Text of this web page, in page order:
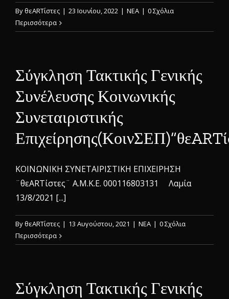
ByθεARTίστες | 23 Ιουνίου, 2022 | ΝΕΑ | 0 Σχόλια
Περισσότερα
Σύγκληση Τακτικής Γενικής
Συνέλευσης Κοινωνικής
Συνεταιριστικής
ΚΟΙΝΩΝΙΚΗ ΣΥΝΕΤΑΙΡΙΣΤΙΚΗ ΕΠΙΧΕΙΡΗΣΗ
¨θεARTίστες¨ Α.Μ.Κ.Ε. 000116803131 Λαμία
13/8/2021 [...]
ByθεARTίστες | 13 Αυγούστου, 2021 | ΝΕΑ | 0 Σχόλια
Περισσότερα
Σύγκληση Τακτικής Γενικής